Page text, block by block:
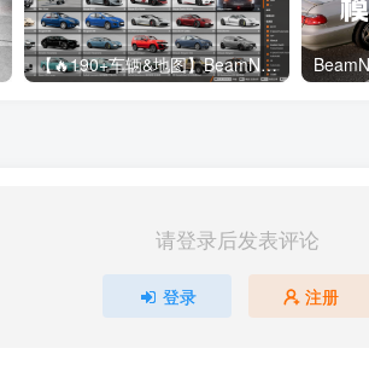
【🔥190+车辆&地图】BeamNG整合包
请登录后发表评论
登录 注册